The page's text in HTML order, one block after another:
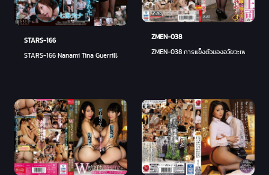
STARS-166
STARS-166 Nanami Tina Guerrilla Alone กับเจ้านายหญิงที่โหยหาในคืนฝนตกหนักที่ บริษั
ZMEN-038
ZMEN-038 การแข็งตัวของอวัยวะเพศสุด